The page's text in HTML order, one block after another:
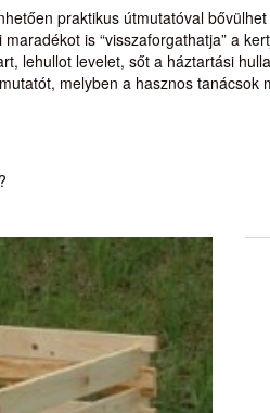
praktikus útmutatóval
is “visszaforgathatja” a
lehullot levelet, sőt a háztartási
melyben a hasznos tanácsok